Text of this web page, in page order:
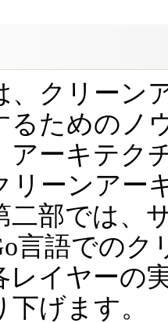
、クリーン
るためのノ
アーキテク
リーンアー
二部では、
言語での
レイヤーの
げます。